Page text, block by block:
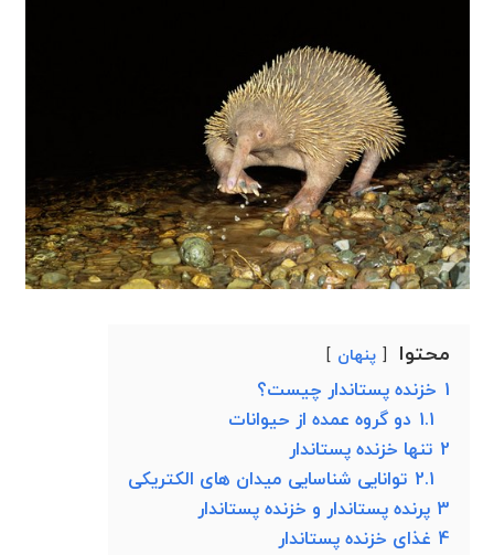
محتوا پنهان
1 خزنده پستاندار چیست؟
1.1 دو گروه عمده از حیوانات
2 تنها خزنده پستاندار
2.1 توانایی شناسایی میدان های الکتریکی
3 پرنده پستاندار و خزنده پستاندار
4 غذای خزنده پستاندار